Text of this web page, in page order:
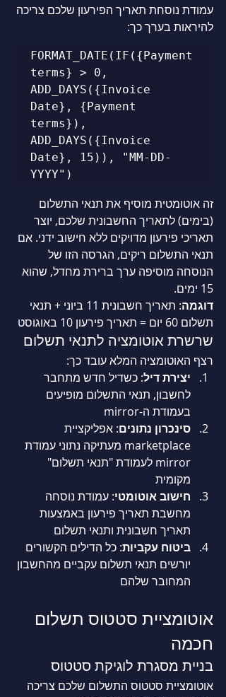
עמודת נוסחת תאריך הפירעון שלכם צריכה
להיראות בערך כך:
FORMAT_DATE(IF({Payment
terms} > 0,
ADD_DAYS({Invoice
Date}, {Payment
terms}),
ADD_DAYS({Invoice
Date}, 15)), "MM-DD-
זה אוטומטית מוסיף את תנאי התשלום
(בימים) לתאריך החשבונית שלכם, יוצר
תאריכי פירעון מדויקים ללא חישוב ידני. אם
תנאי התשלום ריקים, הגרסה הזו של
הנוסחה מוסיפה ערך ברירת מחדל, שהוא
15 ימים.
דוגמה
: תאריך חשבונית 11 ביוני + תנאי
תשלום 60 יום = תאריך פירעון 10 באוגוסט
שרשרת אוטומציה לתנאי תשלום
רצף האוטומציה המלא עובד כך:
יצירת דיל: כשדיל חדש מתחבר
לחשבון, תנאי התשלום מופיעים
בעמודת ה-mirror
סינכרון נתונים: אפליקציית
marketplace מעתיקה נתוני עמודת
mirror לעמודת "תנאי תשלום"
מקומית
חישוב אוטומטי: עמודת נוסחה
מחשבת תאריך פירעון באמצעות
תאריך חשבונית ותנאי תשלום
ביטוח עקביות: כל הדילים הקשורים
יורשים תנאי תשלום עקביים מהחשבון
המחובר שלהם
אוטומציית סטטוס תשלום
חכמה
בניית מסגרת לוגיקת סטטוס
אוטומציית סטטוס התשלום שלכם צריכה